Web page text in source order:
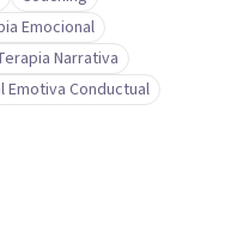
distintas.
estructurado y
que el espacio
la autonomía, la
Emocional
Narrativa
Emotiva Conductual